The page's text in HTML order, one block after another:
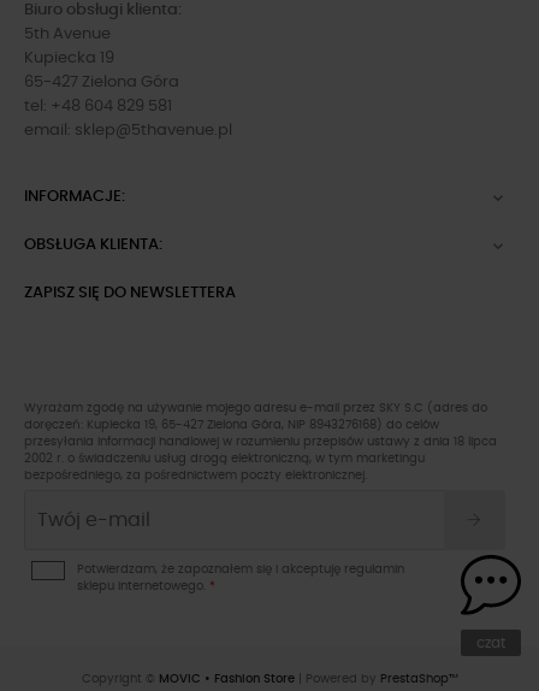
Biuro obsługi klienta:
5th Avenue
Kupiecka 19
65-427 Zielona Góra
tel: +48 604 829 581
email: sklep@5thavenue.pl
INFORMACJE: 
OBSŁUGA KLIENTA: 
ZAPISZ SIĘ DO NEWSLETTERA
Wyrażam zgodę na używanie mojego adresu e-mail przez SKY S.C (adres do
doręczeń: Kupiecka 19, 65-427 Zielona Góra, NIP 8943276168) do celów
przesyłania informacji handlowej w rozumieniu przepisów ustawy z dnia 18 lipca
2002 r. o świadczeniu usług drogą elektroniczną, w tym marketingu
bezpośredniego, za pośrednictwem poczty elektronicznej.
Potwierdzam, że zapoznałem się i akceptuję regulamin
sklepu internetowego. *
czat
Copyright © MOVIC • Fashion Store| Powered by PrestaShop™